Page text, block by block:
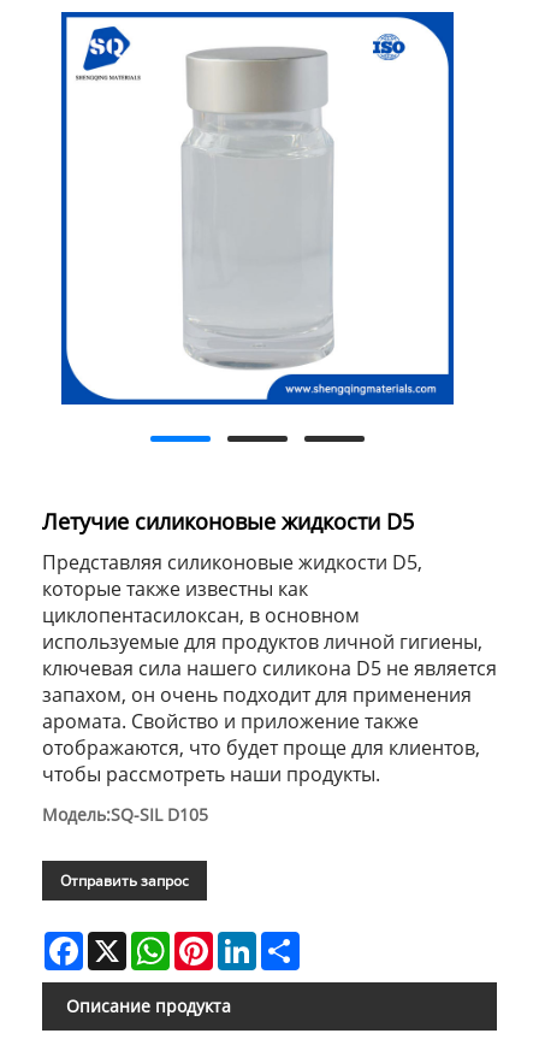
Летучие силиконовые жидкости D5
Представляя силиконовые жидкости D5,
которые также известны как
циклопентасилоксан, в основном
используемые для продуктов личной гигиены,
ключевая сила нашего силикона D5 не является
запахом, он очень подходит для применения
аромата. Свойство и приложение также
отображаются, что будет проще для клиентов,
чтобы рассмотреть наши продукты.
Модель:SQ-SIL D105
Отправить запрос
Facebook
X WhatsAppPinterestLinkedIn
Описание продукта